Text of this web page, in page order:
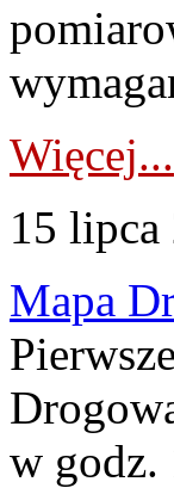
Więcej...
15 lipca
Mapa
w godz.